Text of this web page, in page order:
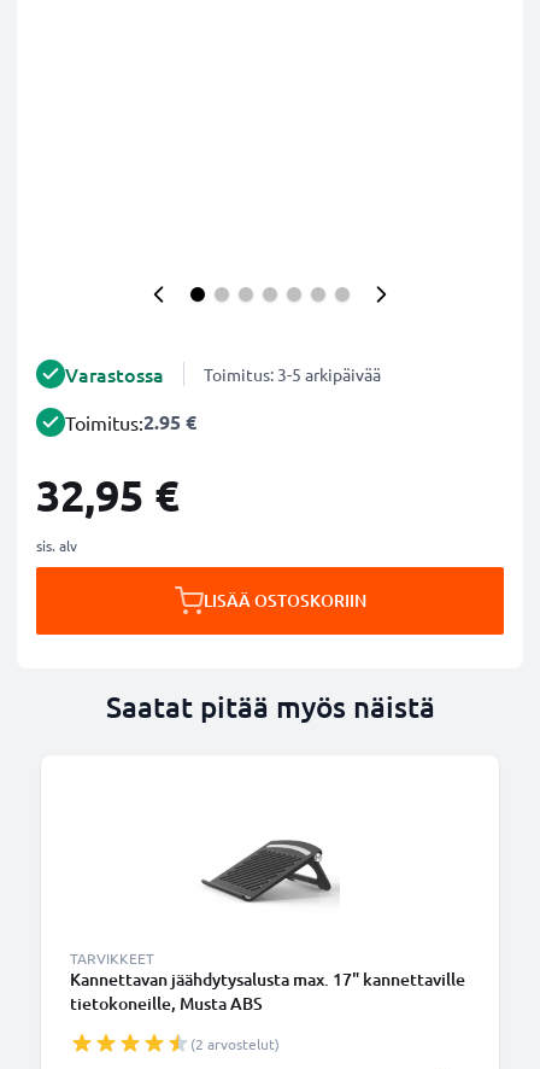
Varastossa Toimitus: 3-5 arkipäivää
Toimitus:2.95 €
32,95 €
sis. alv
LISÄÄ OSTOSKORIIN
Saatat pitää myös näistä
TARVIKKEET
Kannettavan jäähdytysalusta max. 17" kannettaville
tietokoneille, Musta ABS
(2 arvostelut)